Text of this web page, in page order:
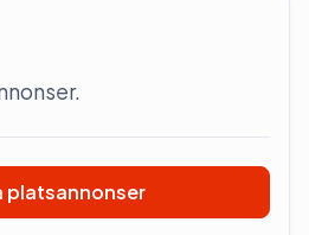
platsannonser